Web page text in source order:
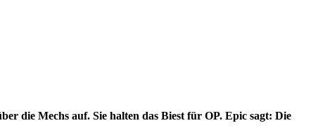
die Mechs auf. Sie halten das Biest für OP. Epic sagt: Die